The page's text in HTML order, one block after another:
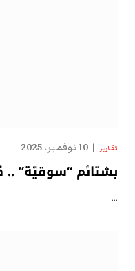
تقارير 10 نوفمبر، 2025
بشتائم “سوقيّة”
…